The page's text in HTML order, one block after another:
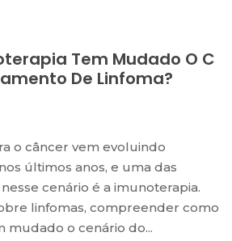
Tem Mudado O C
De Linfoma?
o câncer vem evoluindo
últimos anos, e uma das
cenário é a imunoterapia.
linfomas, compreender como
mudado o cenário do...